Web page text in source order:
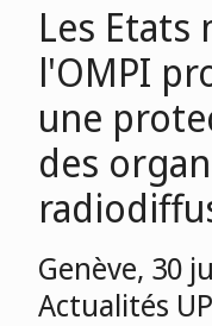
Les Etats
l'OMPI
une
des
Genève, 30
Actualités